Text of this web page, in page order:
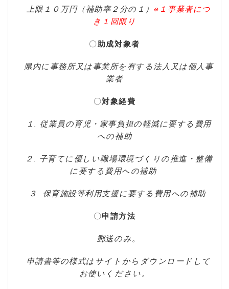
上限１０万円（補助率２分の１） ※１事業者につ
き１回限り
〇助成対象者
県内に事務所又は事業所を有する法人又は個人事
業者
〇対象経費
１. 従業員の育児・家事負担の軽減に要する費用
への補助
２. 子育てに優しい職場環境づくりの推進・整備
に要する費用への補助
３. 保育施設等利用支援に要する費用への補助
〇申請方法
郵送のみ。
申請書等の様式はサイトからダウンロードして
お使いください。